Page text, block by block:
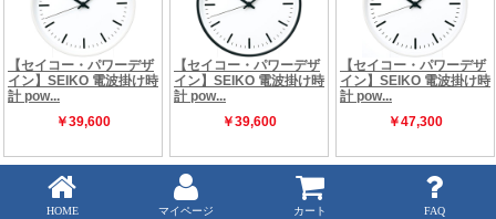
HOME マイページ カート FAQ
Copyright (C) 時の逸品館 ALL rights reserved.